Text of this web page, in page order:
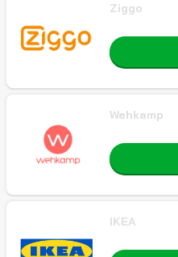
Ziggo
Wehkamp
IKEA